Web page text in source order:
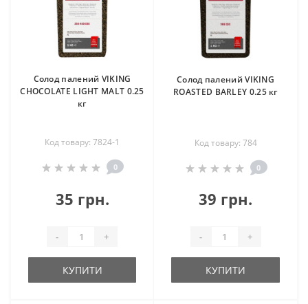
Солод палений VIKING
CHOCOLATE LIGHT MALT 0.25
кг
Код товару: 7824-1
0
35 грн.
- +
КУПИТИ
Солод палений VIKING
ROASTED BARLEY 0.25 кг
Код товару: 784
0
39 грн.
- +
КУПИТИ